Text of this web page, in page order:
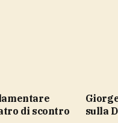
di scontro
Giorgetti spiega la flessibilità
sulla